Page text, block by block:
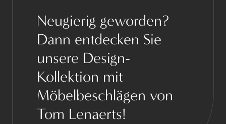
Neugierig geworden?
Dann entdecken Sie
unsere Design-
Kollektion mit
Möbelbeschlägen von
Tom Lenaerts!